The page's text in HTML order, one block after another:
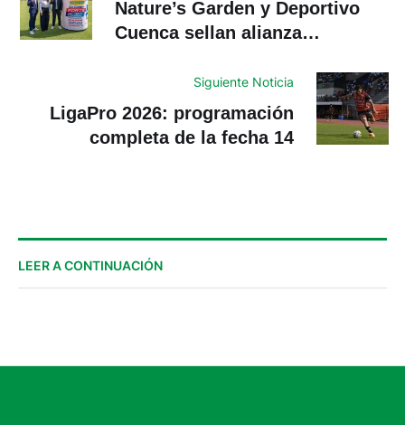
Nature’s Garden y Deportivo
Cuenca sellan alianza
deportivoSiguiente Noticia
LigaPro 2026: programación
completa de la fecha 14
LEER A CONTINUACIÓN